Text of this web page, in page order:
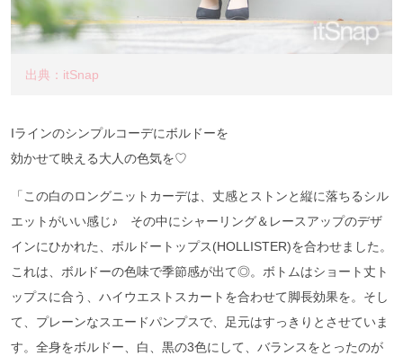
出典：itSnap
Iラインのシンプルコーデにボルドーを
効かせて映える大人の色気を♡
「この白のロングニットカーデは、丈感とストンと縦に落ちるシル
エットがいい感じ♪ その中にシャーリング＆レースアップのデザ
インにひかれた、ボルドートップス(HOLLISTER)を合わせました。
これは、ボルドーの色味で季節感が出て◎。ボトムはショート丈ト
ップスに合う、ハイウエストスカートを合わせて脚長効果を。そし
て、プレーンなスエードパンプスで、足元はすっきりとさせていま
す。全身をボルドー、白、黒の3色にして、バランスをとったのが